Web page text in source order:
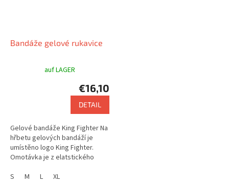
Bandáže gelové rukavice
auf LAGER
€16,10
DETAIL
Gelové bandáže King Fighter Na
hřbetu gelových bandáží je
umístěno logo King Fighter.
Omotávka je z elatstického
S
M L XL